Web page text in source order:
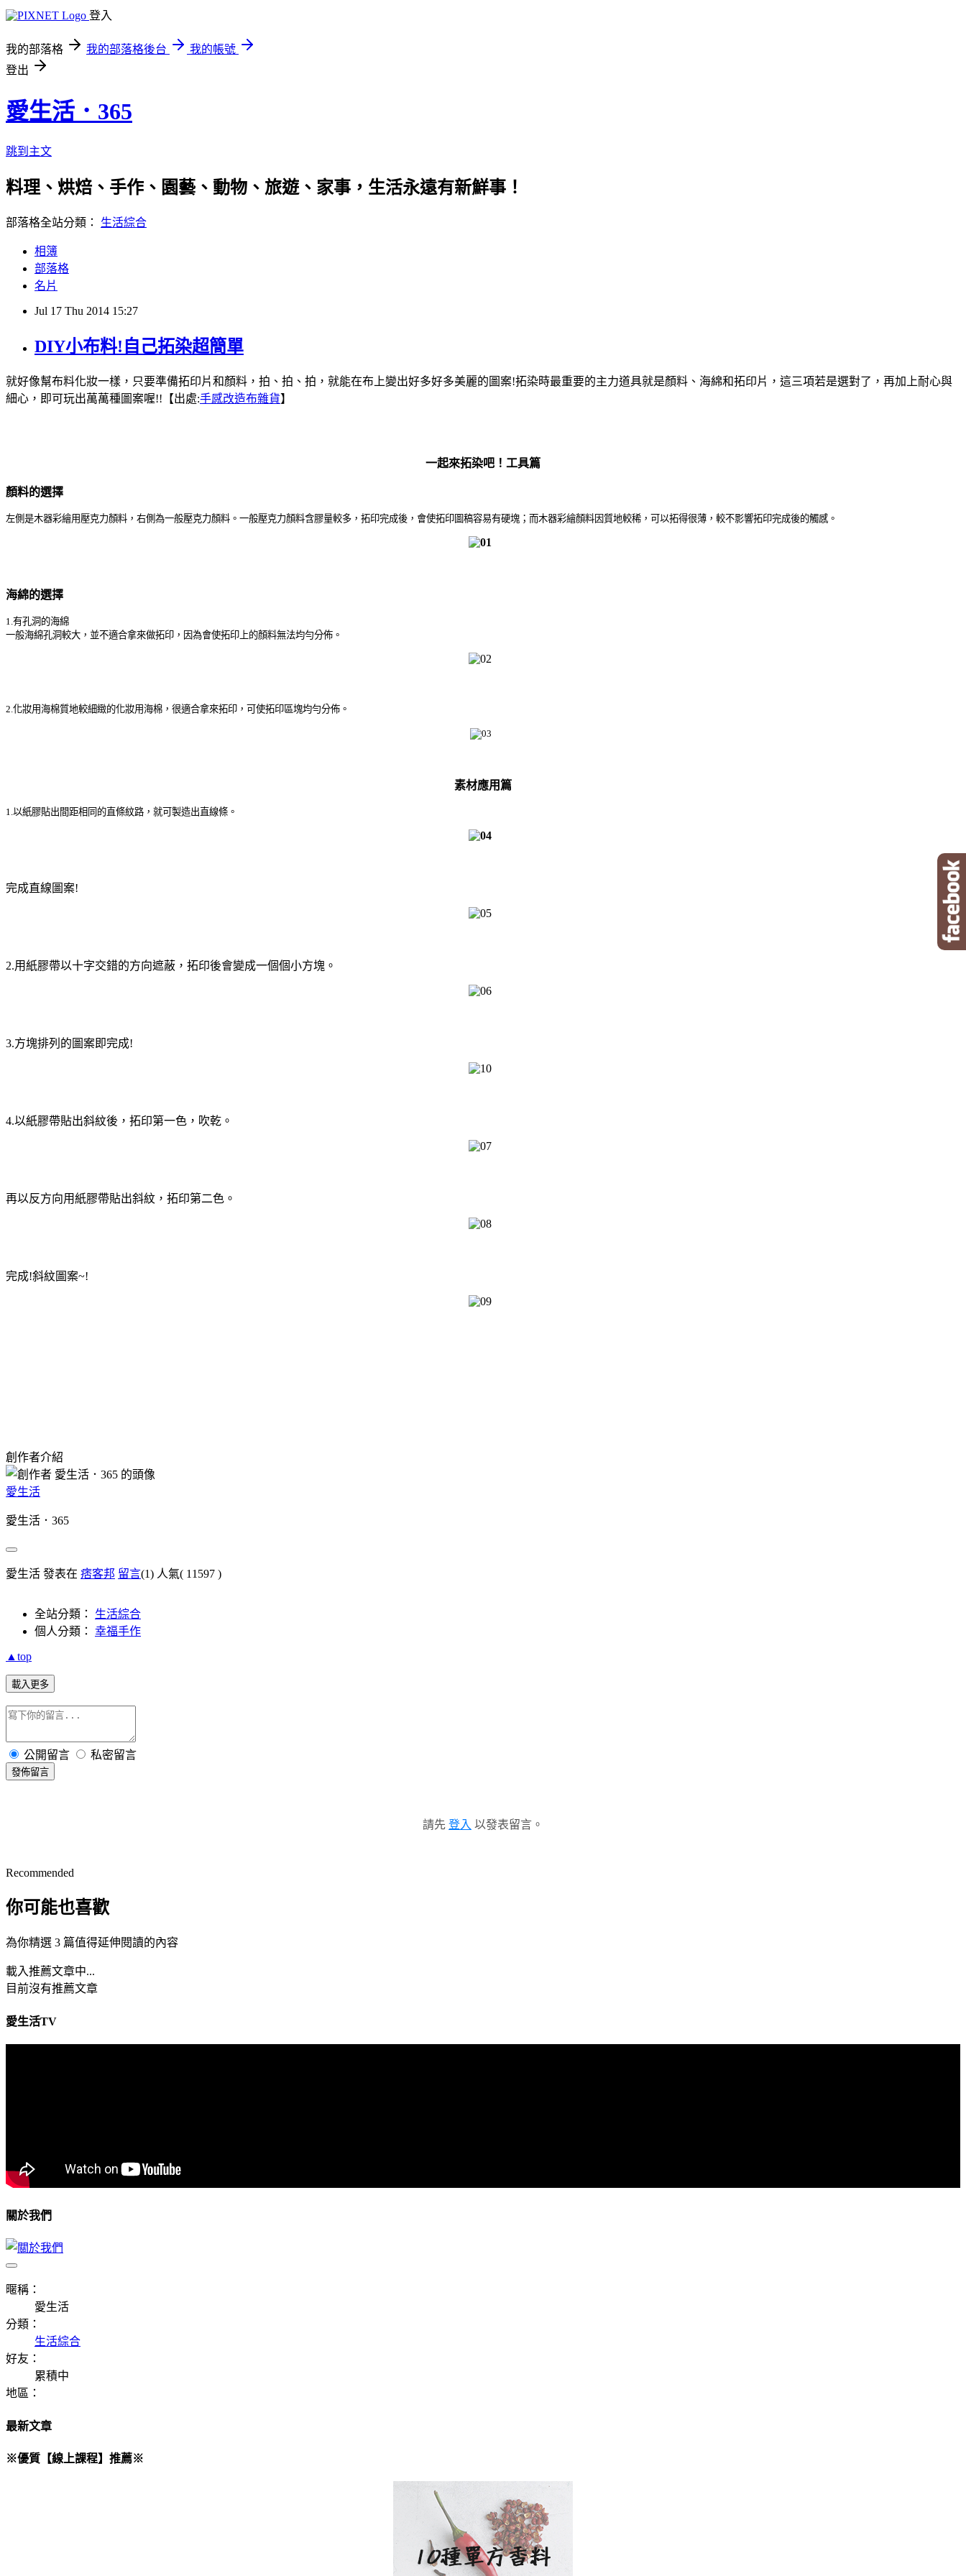
登入
我的部落格 我的部落格後台
我的帳號
登出
愛生活．365
跳到主文
料理、烘焙、手作、園藝、動物、旅遊、家事，生活永遠有新鮮事！
部落格全站分類： 生活綜合
相簿
部落格
名片
Jul 17 Thu 2014 15:27
DIY小布料!自己拓染超簡單
就好像幫布料化妝一樣，只要準備拓印片和顏料，拍、拍、拍，就能在布上變出好多好多美麗的圖案!拓染時最重要的主力道具就是顏料、海綿和拓印片，這三項若是選對了，再加上耐心與
細心，即可玩出萬萬種圖案喔!!【出處:手感改造布雜貨】
一起來拓染吧！工具篇
顏料的選擇
左側是木器彩繪用壓克力顏料，右側為一般壓克力顏料。一般壓克力顏料含膠量較多，拓印完成後，會使拓印圖稿容易有硬塊；而木器彩繪顏料因質地較稀，可以拓得很薄，較不影響拓印完成後的觸感。
海綿的選擇
1.有孔洞的海綿
一般海綿孔洞較大，並不適合拿來做拓印，因為會使拓印上的顏料無法均勻分佈。
2.化妝用海棉質地較細緻的化妝用海棉，很適合拿來拓印，可使拓印區塊均勻分佈。
素材應用篇
1.以紙膠貼出間距相同的直條紋路，就可製造出直線條。
完成直線圖案!
2.用紙膠帶以十字交錯的方向遮蔽，拓印後會變成一個個小方塊。
3.方塊排列的圖案即完成!
4.以紙膠帶貼出斜紋後，拓印第一色，吹乾。
再以反方向用紙膠帶貼出斜紋，拓印第二色。
完成!斜紋圖案~!
創作者介紹
愛生活
愛生活．365
愛生活 發表在 痞客邦 留言(1) 人氣( 11597 )
全站分類： 生活綜合
個人分類： 幸福手作
▲top
載入更多
公開留言 私密留言
發佈留言
請先 登入 以發表留言。
Recommended
你可能也喜歡
為你精選 3 篇值得延伸閱讀的內容
載入推薦文章中...
目前沒有推薦文章
愛生活TV
關於我們
暱稱：
愛生活
分類：
生活綜合
好友：
累積中
地區：
最新文章
※優質【線上課程】推薦※